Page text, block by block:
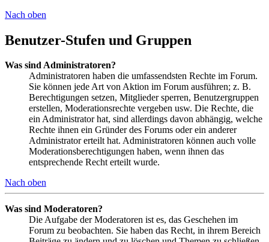
Nach oben
Benutzer-Stufen und Gruppen
Was sind Administratoren?
Administratoren haben die umfassendsten Rechte im Forum.
Sie können jede Art von Aktion im Forum ausführen; z. B.
Berechtigungen setzen, Mitglieder sperren, Benutzergruppen
erstellen, Moderationsrechte vergeben usw. Die Rechte, die
ein Administrator hat, sind allerdings davon abhängig, welche
Rechte ihnen ein Gründer des Forums oder ein anderer
Administrator erteilt hat. Administratoren können auch volle
Moderationsberechtigungen haben, wenn ihnen das
entsprechende Recht erteilt wurde.
Nach oben
Was sind Moderatoren?
Die Aufgabe der Moderatoren ist es, das Geschehen im
Forum zu beobachten. Sie haben das Recht, in ihrem Bereich